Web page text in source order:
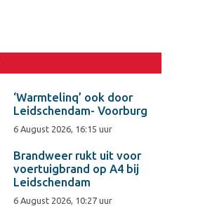
‘Warmtelinq’ ook door
Leidschendam- Voorburg
6 August 2026, 16:15 uur
Brandweer rukt uit voor
voertuigbrand op A4 bij
Leidschendam
6 August 2026, 10:27 uur